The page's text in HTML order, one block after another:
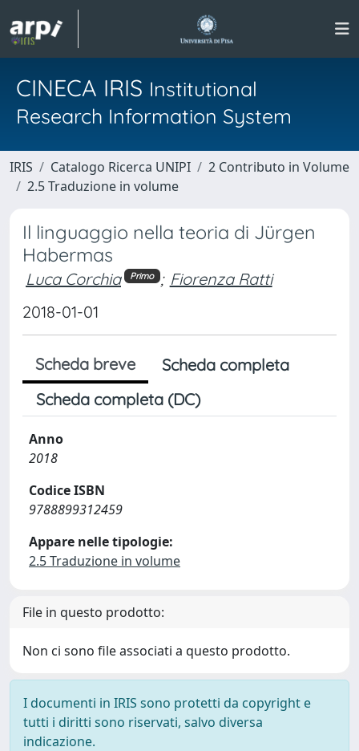
CINECA IRIS Institutional
Research Information System
IRIS Catalogo Ricerca UNIPI
2 Contributo in Volume
2.5 Traduzione in volume
Il linguaggio nella teoria di Jürgen
Habermas
Luca Corchia Primo ; Fiorenza Ratti
2018-01-01
Scheda breve
Scheda completa
Scheda completa (DC)
Anno
2018
Codice ISBN
9788899312459
Appare nelle tipologie:
2.5 Traduzione in volume
File in questo prodotto:
Non ci sono file associati a questo prodotto.
I documenti in IRIS sono protetti da copyright e
tutti i diritti sono riservati, salvo diversa
indicazione.